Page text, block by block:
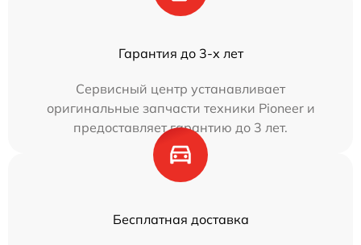
Гарантия до 3-х лет
Сервисный центр устанавливает
оригинальные запчасти техники Pioneer и
предоставляет гарантию до 3 лет.
Бесплатная доставка